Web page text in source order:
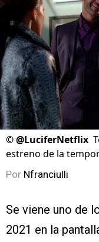
©@LuciferNetflix
estreno de la
Por Nfranciulli
Se viene uno de
2021 en la